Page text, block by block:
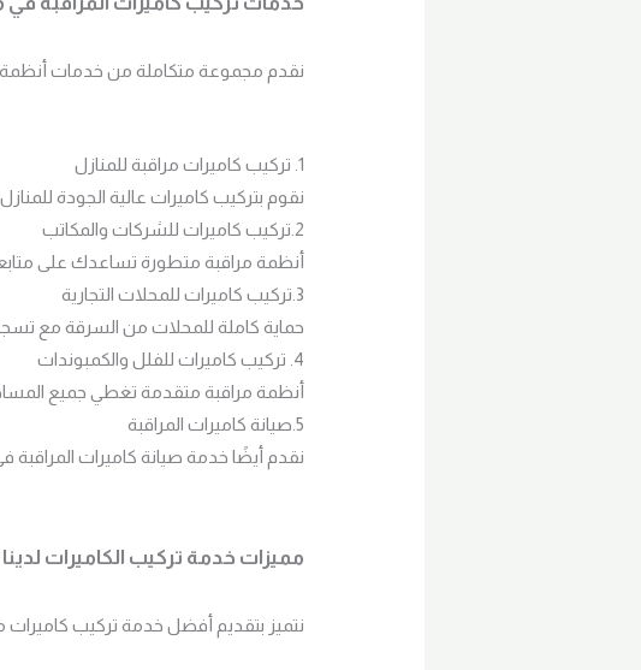
نقدم مجموعة متكاملة من خدمات أنظمة
1. تركيب كاميرات مراقبة للمنازل
نقوم بتركيب كاميرات عالية الجودة
2.تركيب كاميرات للشركات والمكاتب
أنظمة مراقبة متطورة تساعدك على
3.تركيب كاميرات للمحلات التجارية
حماية كاملة للمحلات من السرقة مع
4. تركيب كاميرات للفلل والكمبوندات
أنظمة مراقبة متقدمة تغطي جميع
5.صيانة كاميرات المراقبة
نقدم أيضًا خدمة صيانة كاميرات
مميزات خدمة تركيب الكاميرات لدينا
نتميز بتقديم أفضل خدمة تركيب كاميرات